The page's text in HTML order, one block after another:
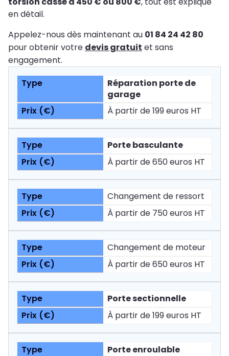
en détail.
Appelez-nous dès maintenant au 01 84 24 42 80
pour obtenir votre devis gratuit et sans
engagement.
Réparation porte de
garage
À partir de 199 euros HT
Porte basculante
À partir de 650 euros HT
Changement de ressort
À partir de 750 euros HT
Changement de moteur
À partir de 650 euros HT
Porte sectionnelle
À partir de 199 euros HT
Porte enroulable